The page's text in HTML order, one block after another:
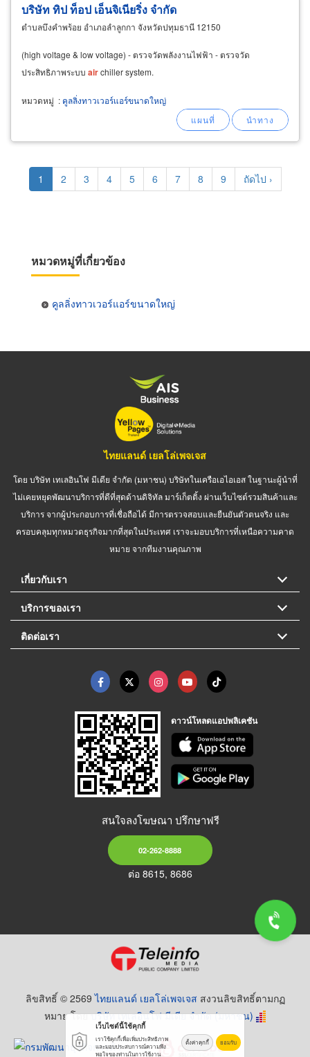
บริษัท ทิป ท็อป เอ็นจิเนียริ่ง จำกัด
ตำบลบึงคำพร้อย อำเภอลำลูกกา จังหวัดปทุมธานี 12150
(high voltage & low voltage) - ตรวจวัดพลังงานไฟฟ้า - ตรวจวัด
ประสิทธิภาพระบบ airchiller system.
หมวดหมู่ : คูลลิ่งทาวเวอร์แอร์ขนาดใหญ่
Pagination
Current
page
1 Page
2 Page
3 Page
4 Page
5 Page
6 Page
7 Page
8 Page
9
Next
page
ถัดไป ›
หมวดหมู่ที่เกี่ยวข้อง
คูลลิ่งทาวเวอร์แอร์ขนาดใหญ่
ไทยแลนด์ เยลโล่เพจเจส
โดย บริษัท เทเลอินโฟ มีเดีย จำกัด (มหาชน) บริษัทในเครือเอไอเอส ในฐานะผู้นำที่
ไม่เคยหยุดพัฒนาบริการที่ดีที่สุดด้านดิจิทัล มาร์เก็ตติ้ง ผ่านเว็บไซต์รวมสินค้าและ
บริการ จากผู้ประกอบการที่เชื่อถือได้ มีการตรวจสอบและยืนยันตัวตนจริง และ
ครอบคลุมทุกหมวดธุรกิจมากที่สุดในประเทศ เราจะมอบบริการที่เหนือความคาด
หมาย จากทีมงานคุณภาพ
เกี่ยวกับเรา
บริการของเรา
ติดต่อเรา
ดาวน์โหลดแอปพลิเคชัน
สนใจลงโฆษณา ปรึกษาฟรี
02-262-8888
ต่อ 8615, 8686
ลิขสิทธิ์ © 2569ไทยแลนด์ เยลโล่เพจเจส สงวนลิขสิทธิ์ตามกฏ
หมาย โดยบริษัท เทเลอินโฟ มีเดีย จำกัด (มหาชน)
เว็บไซต์นี้ใช้คุกกี้
เราใช้คุกกี้เพื่อเพิ่มประสิทธิภาพ
และมอบประสบการณ์ความพึง
พอใจของท่านในการใช้งาน
ตั้งค่าคุกกี้ ยอมรับ